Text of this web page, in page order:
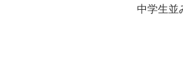
中学生並